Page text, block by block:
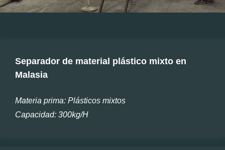
Separador de material plástico mixto en
Malasia
Materia prima: Plásticos mixtos
Capacidad: 300kg/H